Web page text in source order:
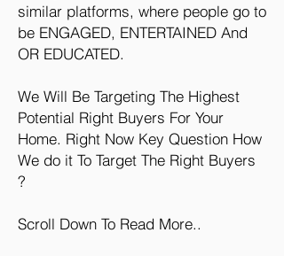
similar platforms, where people go to
be ENGAGED, ENTERTAINED And
OR EDUCATED.
We Will Be Targeting The Highest
Potential Right Buyers For Your
Home. Right Now Key Question How
We do it To Target The Right Buyers
?
Scroll Down To Read More..